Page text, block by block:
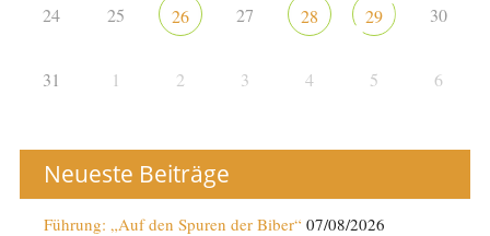
24 25 26 27 28 29 30
31 1 2 3 4 5 6
Neueste Beiträge
Führung: „Auf den Spuren der Biber“ 07/08/2026